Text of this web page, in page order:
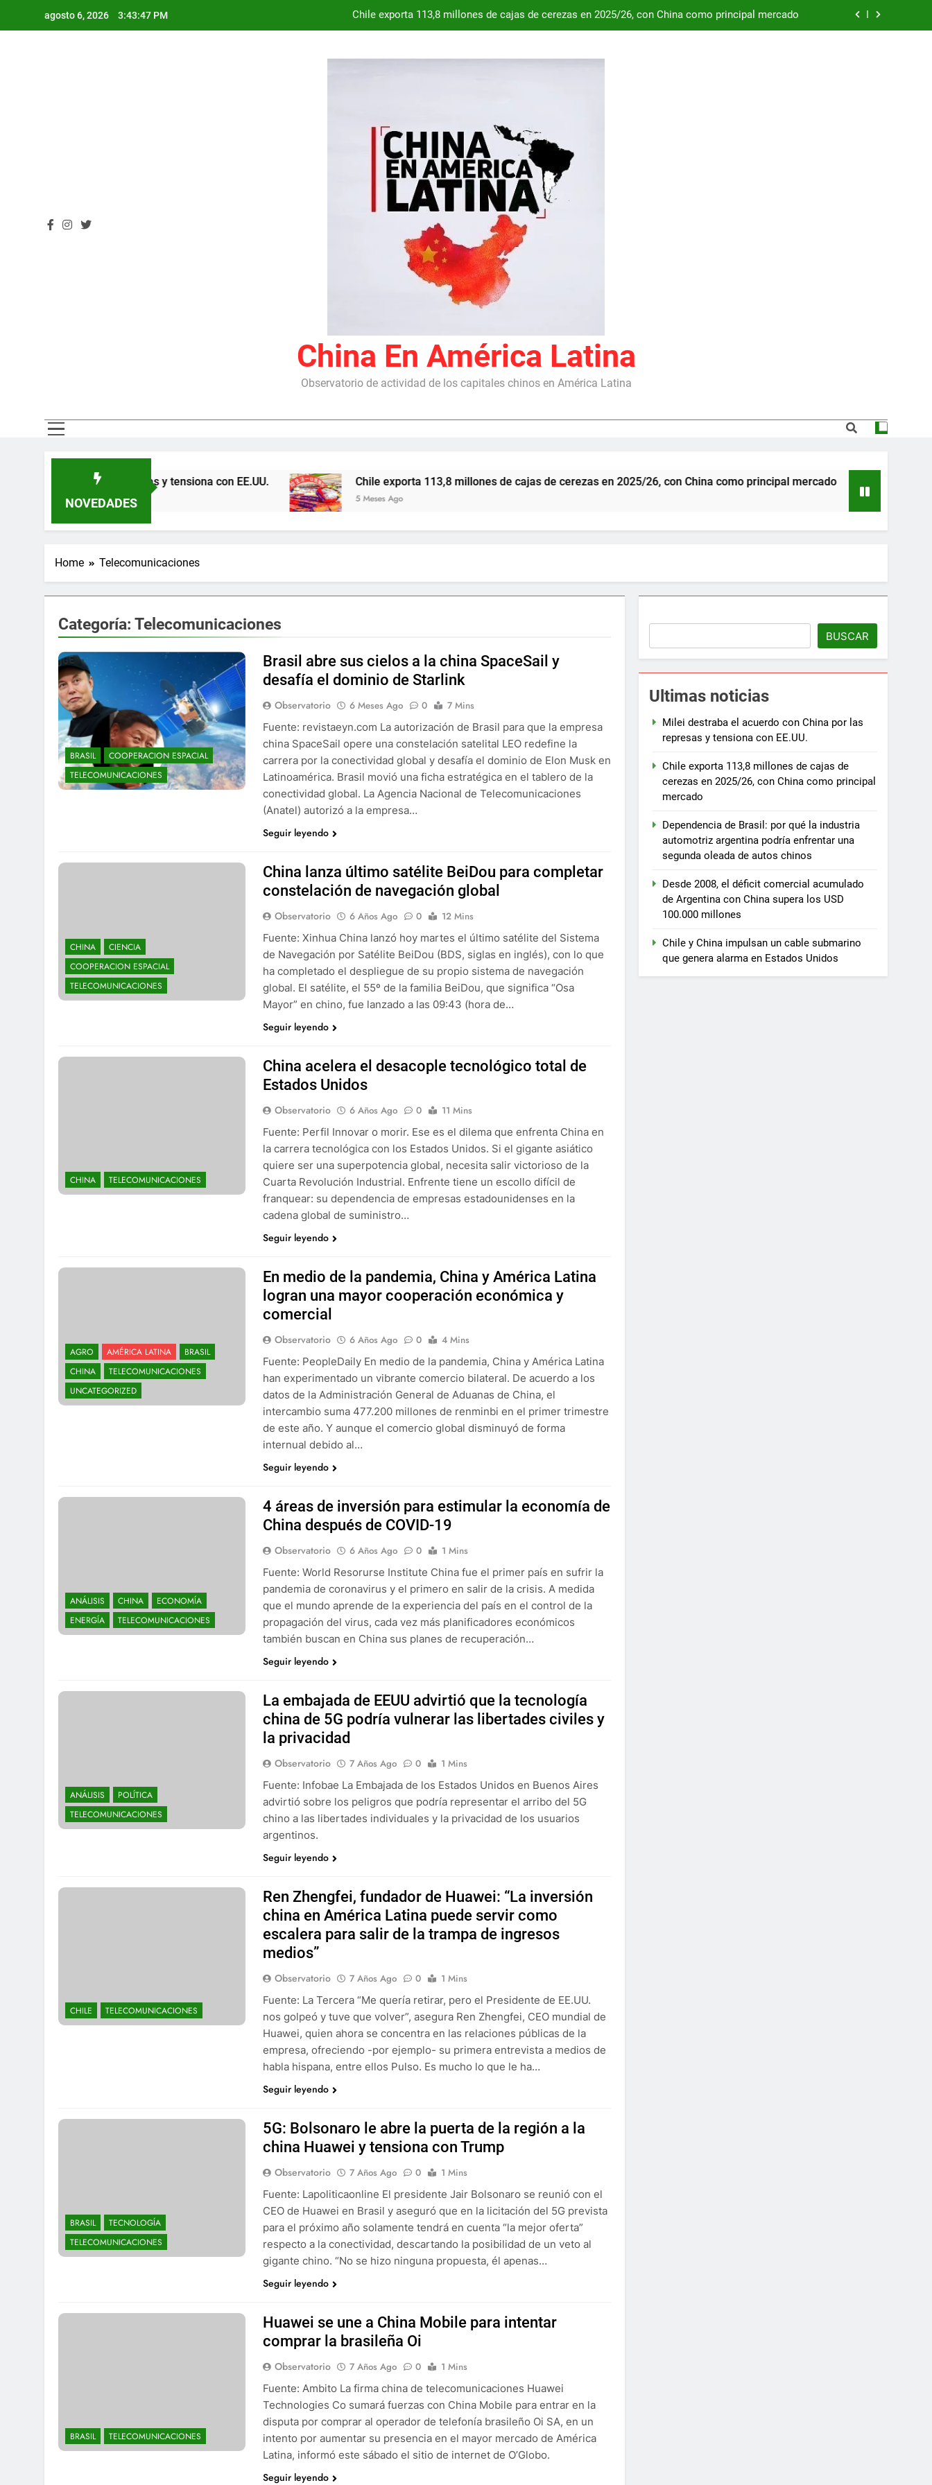
agosto 6, 2026 3:43:48 PM Chile exporta 113,8 millones de cajas de cerezas en 2025/26, con China como principal mercado
Chile exporta 113,8 millones de cajas de cerezas en 2025/26, con China como principal mercado
Dependencia de Brasil: por qué la industria automotriz argentina podría enfrentar una segunda oleada de
Desde 2008, el déficit comercial acumulado de Argentina con China supera los USD 100.000 millones
China En América Latina
Observatorio de actividad de los capitales chinos en América Latina
NOVEDADES
por las represas y tensiona con EE.UU. Chile exporta 113,8 millones de cajas de cerezas en 2025/26, con China como principal mercado
5 Meses Ago 5 Meses Ago
Home Telecomunicaciones
Categoría: Telecomunicaciones
BRASIL
COOPERACION ESPACIAL
TELECOMUNICACIONES
Brasil abre sus cielos a la china SpaceSail y
desafía el dominio de Starlink
Observatorio 6 Meses Ago 0
7 Mins
Fuente: revistaeyn.com La autorización de Brasil para que la empresa
china SpaceSail opere una constelación satelital LEO redefine la
carrera por la conectividad global y desafía el dominio de Elon Musk en
Latinoamérica. Brasil movió una ficha estratégica en el tablero de la
conectividad global. La Agencia Nacional de Telecomunicaciones
(Anatel) autorizó a la empresa…
Seguir leyendo
CHINA
CIENCIA
COOPERACION ESPACIAL
TELECOMUNICACIONES
China lanza último satélite BeiDou para completar
constelación de navegación global
Observatorio 6 Años Ago 0
12 Mins
Fuente: Xinhua China lanzó hoy martes el último satélite del Sistema
de Navegación por Satélite BeiDou (BDS, siglas en inglés), con lo que
ha completado el despliegue de su propio sistema de navegación
global. El satélite, el 55º de la familia BeiDou, que significa “Osa
Mayor” en chino, fue lanzado a las 09:43 (hora de…
Seguir leyendo
CHINA TELECOMUNICACIONES
China acelera el desacople tecnológico total de
Estados Unidos
Observatorio 6 Años Ago 0
11 Mins
Fuente: Perfil Innovar o morir. Ese es el dilema que enfrenta China en
la carrera tecnológica con los Estados Unidos. Si el gigante asiático
quiere ser una superpotencia global, necesita salir victorioso de la
Cuarta Revolución Industrial. Enfrente tiene un escollo difícil de
franquear: su dependencia de empresas estadounidenses en la
cadena global de suministro…
Seguir leyendo
AGRO AMÉRICA LATINA
BRASIL
CHINA
TELECOMUNICACIONES
UNCATEGORIZED
En medio de la pandemia, China y América Latina
logran una mayor cooperación económica y
comercial
Observatorio 6 Años Ago 0
4 Mins
Fuente: PeopleDaily En medio de la pandemia, China y América Latina
han experimentado un vibrante comercio bilateral. De acuerdo a los
datos de la Administración General de Aduanas de China, el
intercambio suma 477.200 millones de renminbi en el primer trimestre
de este año. Y aunque el comercio global disminuyó de forma
internual debido al…
Seguir leyendo
ANÁLISIS CHINA
ECONOMÍA
ENERGÍA
TELECOMUNICACIONES
4 áreas de inversión para estimular la economía de
China después de COVID-19
Observatorio 6 Años Ago 0
1 Mins
Fuente: World Resorurse Institute China fue el primer país en sufrir la
pandemia de coronavirus y el primero en salir de la crisis. A medida
que el mundo aprende de la experiencia del país en el control de la
propagación del virus, cada vez más planificadores económicos
también buscan en China sus planes de recuperación…
Seguir leyendo
ANÁLISIS
POLÍTICA
TELECOMUNICACIONES
La embajada de EEUU advirtió que la tecnología
china de 5G podría vulnerar las libertades civiles y
la privacidad
Observatorio 7 Años Ago 0
1 Mins
Fuente: Infobae La Embajada de los Estados Unidos en Buenos Aires
advirtió sobre los peligros que podría representar el arribo del 5G
chino a las libertades individuales y la privacidad de los usuarios
argentinos.
Seguir leyendo
CHILE TELECOMUNICACIONES
Ren Zhengfei, fundador de Huawei: “La inversión
china en América Latina puede servir como
escalera para salir de la trampa de ingresos
medios”
Observatorio 7 Años Ago 0
1 Mins
Fuente: La Tercera “Me quería retirar, pero el Presidente de EE.UU.
nos golpeó y tuve que volver”, asegura Ren Zhengfei, CEO mundial de
Huawei, quien ahora se concentra en las relaciones públicas de la
empresa, ofreciendo -por ejemplo- su primera entrevista a medios de
habla hispana, entre ellos Pulso. Es mucho lo que le ha…
Seguir leyendo
BRASIL
TECNOLOGÍA
TELECOMUNICACIONES
5G: Bolsonaro le abre la puerta de la región a la
china Huawei y tensiona con Trump
Observatorio 7 Años Ago 0
1 Mins
Fuente: Lapoliticaonline El presidente Jair Bolsonaro se reunió con el
CEO de Huawei en Brasil y aseguró que en la licitación del 5G prevista
para el próximo año solamente tendrá en cuenta “la mejor oferta”
respecto a la conectividad, descartando la posibilidad de un veto al
gigante chino. “No se hizo ninguna propuesta, él apenas…
Seguir leyendo
BRASIL TELECOMUNICACIONES
Huawei se une a China Mobile para intentar
comprar la brasileña Oi
Observatorio 7 Años Ago 0
1 Mins
Fuente: Ambito La firma china de telecomunicaciones Huawei
Technologies Co sumará fuerzas con China Mobile para entrar en la
disputa por comprar al operador de telefonía brasileño Oi SA, en un
intento por aumentar su presencia en el mayor mercado de América
Latina, informó este sábado el sitio de internet de O’Globo.
Seguir leyendo
BUSCAR
Ultimas noticias
Milei destraba el acuerdo con China por las
represas y tensiona con EE.UU.
Chile exporta 113,8 millones de cajas de
cerezas en 2025/26, con China como principal
mercado
Dependencia de Brasil: por qué la industria
automotriz argentina podría enfrentar una
segunda oleada de autos chinos
Desde 2008, el déficit comercial acumulado
de Argentina con China supera los USD
100.000 millones
Chile y China impulsan un cable submarino
que genera alarma en Estados Unidos